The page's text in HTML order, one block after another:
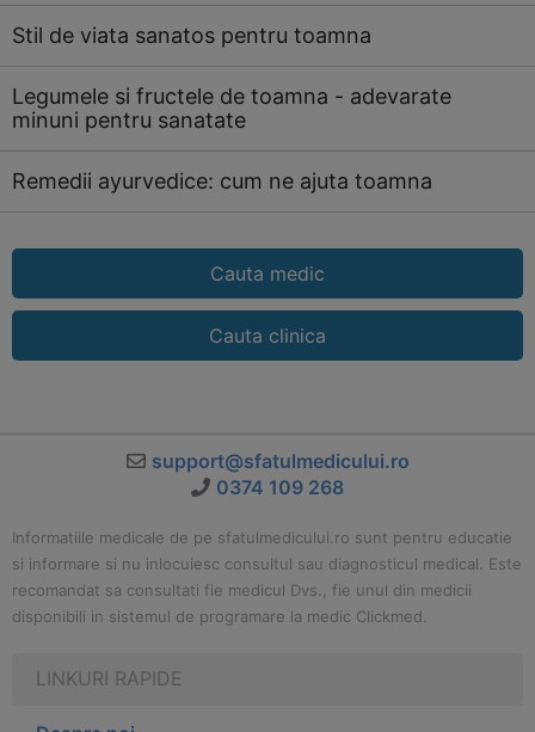
Stil de viata sanatos pentru toamna
Legumele si fructele de toamna - adevarate
minuni pentru sanatate
Remedii ayurvedice: cum ne ajuta toamna
Cauta medic
Cauta clinica
support@sfatulmedicului.ro
0374 109 268
Informatiile medicale de pe sfatulmedicului.ro sunt pentru educatie
si informare si nu inlocuiesc consultul sau diagnosticul medical. Este
recomandat sa consultati fie medicul Dvs., fie unul din medicii
disponibili in sistemul de programare la medic Clickmed.
LINKURI RAPIDE